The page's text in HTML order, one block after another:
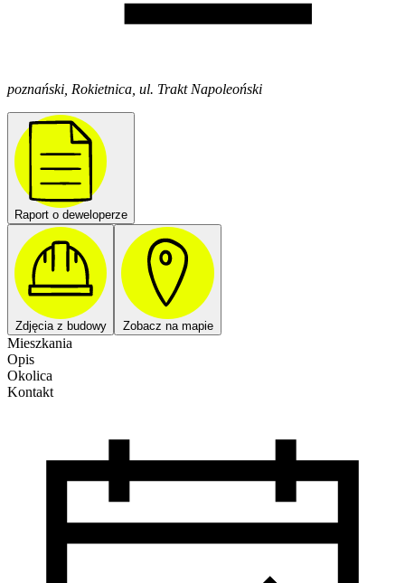
poznański, Rokietnica, ul. Trakt Napoleoński
Raport o deweloperze
Zdjęcia z budowy Zobacz na mapie
Mieszkania
Opis
Okolica
Kontakt